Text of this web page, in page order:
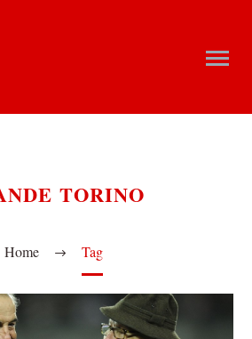
TORINO
Home Tag